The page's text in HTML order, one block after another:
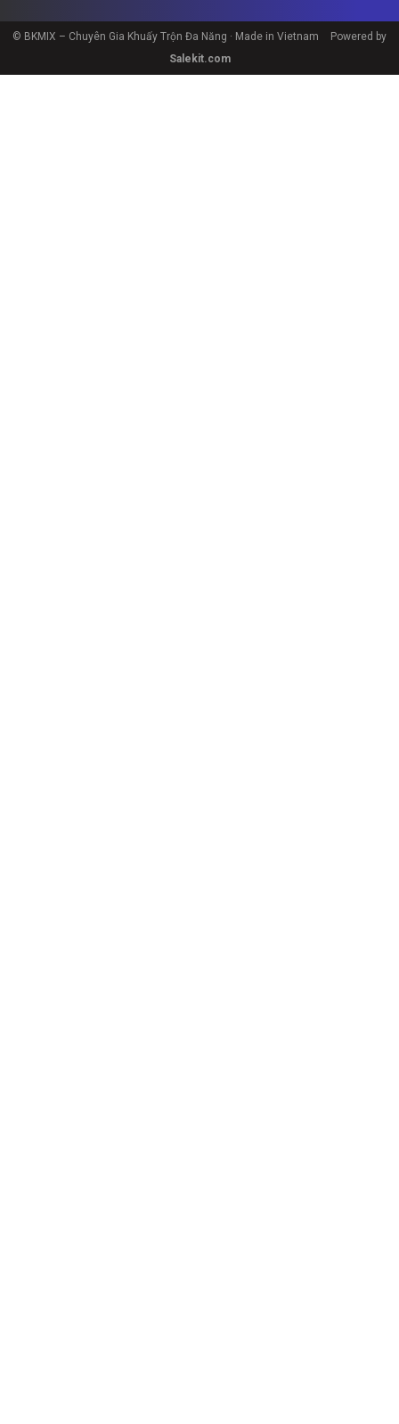
© BKMIX – Chuyên Gia Khuấy Trộn Đa Năng · Made in Vietnam
Powered by
Salekit.com